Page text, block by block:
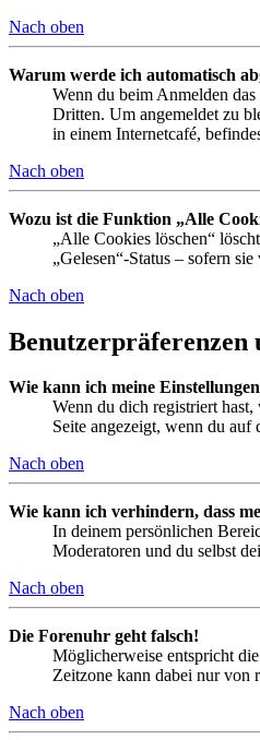
Nach oben
Warum werde ich automatisch
Wenn du beim Anmelden
Dritten. Um angemeldet zu
in einem Internetcafé,
Nach oben
Wozu ist die Funktion „Alle
„Alle Cookies löschen“
„Gelesen“-Status – sofern
Nach oben
Benutzerpräferenzen
Wie kann ich meine
Wenn du dich registriert
Seite angezeigt, wenn du
Nach oben
Wie kann ich verhindern, dass
In deinem persönlichen
Moderatoren und du selbst
Nach oben
Die Forenuhr geht falsch!
Möglicherweise entspricht
Zeitzone kann dabei nur von
Nach oben